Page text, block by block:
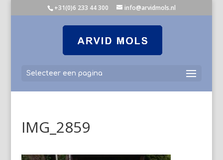
+31(0)6 233 44 300 info@arvidmols.nl
Selecteer een pagina
IMG_2859